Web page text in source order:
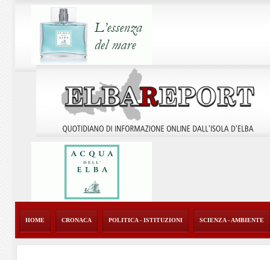
HOME CRONACA POLITICA - ISTITUZIONI SCIENZA - AMBIENTE